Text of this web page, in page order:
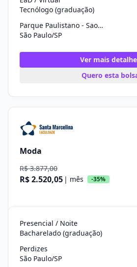
Tecnólogo (graduação)
Parque Paulistano - Sao Miguel Paulista
São Paulo/SP
Ver mais
Quero esta
Moda
R$ 3.877,00
R$ 2.520,05 | mês -35%
Presencial / Noite
Bacharelado (graduação)
Perdizes
São Paulo/SP